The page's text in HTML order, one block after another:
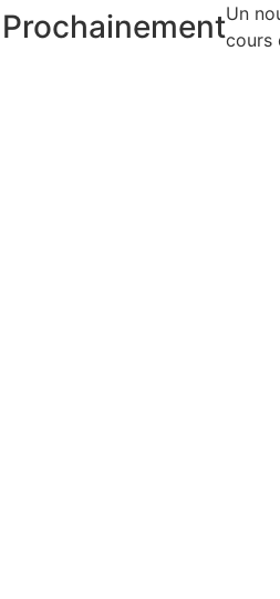
ProchainementUn
cours